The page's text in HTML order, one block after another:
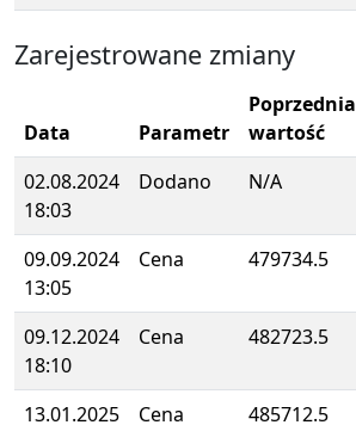
Zarejestrowane zmiany
Data Parametr
Poprzednia
wartość
02.08.2024
18:03
Dodano N/A
09.09.2024
13:05
Cena 479734.5
09.12.2024
18:10
Cena 482723.5
13.01.2025
Cena 485712.5